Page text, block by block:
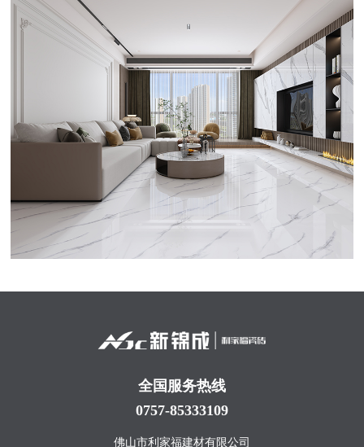
全国服务热线
0757-85333109
佛山市利家福建材有限公司